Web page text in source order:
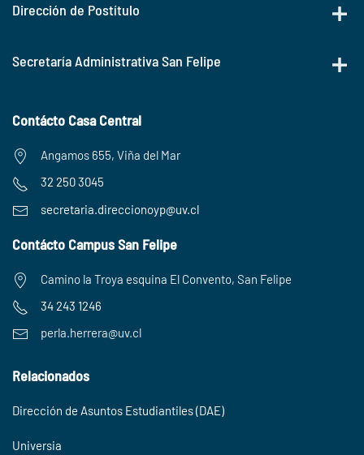
Dirección de Postítulo
Secretaría Administrativa San Felipe
Contácto Casa Central
Angamos 655, Viña del Mar
32 250 3045
secretaria.direccionoyp@uv.cl
Contácto Campus San Felipe
Camino la Troya esquina El Convento, San Felipe
34 243 1246
perla.herrera@uv.cl
Relacionados
Dirección de Asuntos Estudiantiles (DAE)
Universia